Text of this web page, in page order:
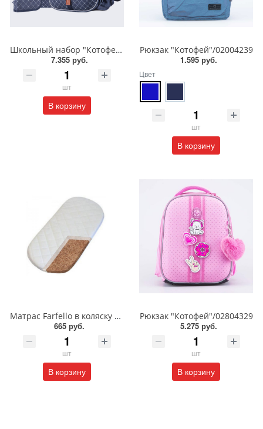
Школьный набор "Котофей"/Формованный рюкзак/Мешок для обуви/Пенал/02704338
7.355 руб.
шт
В корзину
Рюкзак "Котофей"/02004239
1.595 руб.
Цвет
шт
В корзину
Матрас Farfello в коляску 1 см/Кокос/80*39/FL1r
665 руб.
шт
В корзину
Рюкзак "Котофей"/02804329
5.275 руб.
шт
В корзину